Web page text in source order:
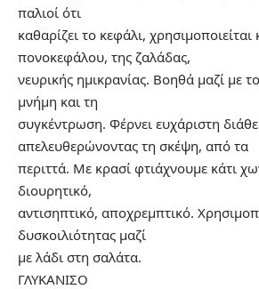
παλιοί ότι
καθαρίζει το κεφάλι,
πονοκεφάλου, της ζαλάδας,
νευρικής ημικρανίας. Βοηθά μαζί με
μνήμη και τη
συγκέντρωση. Φέρνει ευχάριστη
απελευθερώνοντας τη σκέψη, από τα
περιττά. Με κρασί φτιάχνουμε κάτι
διουρητικό,
αντισηπτικό, αποχρεμπτικό.
δυσκοιλιότητας μαζί
με λάδι στη σαλάτα.
ΓΛΥΚΑΝΙΣΟ